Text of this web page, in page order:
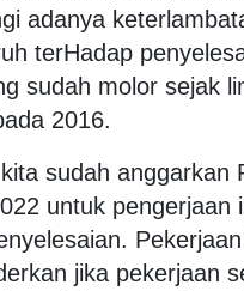
adanya
terHadap
sudah molor sejak
2016.
sudah anggarkan
untuk pengerjaan
jika pekerjaan